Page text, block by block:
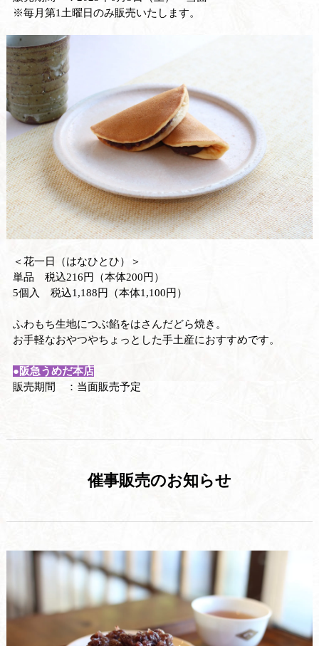
※毎月第1土曜日のみ販売いたします。
＜花一日（はなひとひ）＞
単品 税込216円（本体200円）
5個入 税込1,188円（本体1,100円）
ふわもち生地につぶ餡をはさんだどら焼き。
お手軽なおやつやちょっとした手土産におすすめです。
●阪急うめだ本店
販売期間 ：当面販売予定
催事販売のお知らせ